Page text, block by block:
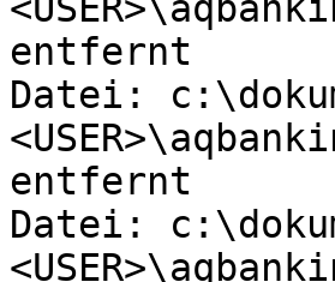
entfernt
Datei:
entfernt
Datei: